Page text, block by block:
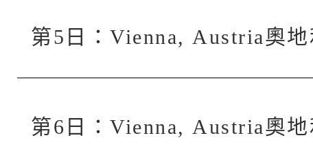
第5日：Vienna, Austria奧
第6日：Vienna, Austria奧